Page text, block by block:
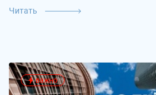
Читать
важно